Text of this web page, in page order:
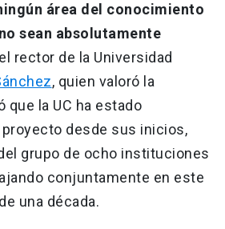
área del conocimiento
sean absolutamente
rector de la Universidad
, quien valoró la
que la UC ha estado
desde sus inicios,
grupo de ocho instituciones
conjuntamente en este
una década.